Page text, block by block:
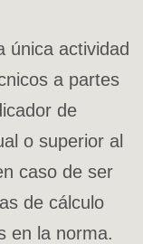
única actividad
a partes
de
o superior al
caso de ser
de cálculo
en la norma.